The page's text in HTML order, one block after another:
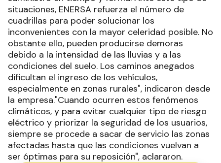
situaciones, ENERSA refuerza el número de
cuadrillas para poder solucionar los
inconvenientes con la mayor celeridad posible. No
obstante ello, pueden producirse demoras
debido a la intensidad de las lluvias y a las
condiciones del suelo. Los caminos anegados
dificultan el ingreso de los vehículos,
especialmente en zonas rurales", indicaron desde
la empresa."Cuando ocurren estos fenómenos
climáticos, y para evitar cualquier tipo de riesgo
eléctrico y priorizar la seguridad de los usuarios,
siempre se procede a sacar de servicio las zonas
afectadas hasta que las condiciones vuelvan a
ser óptimas para su reposición", aclararon.